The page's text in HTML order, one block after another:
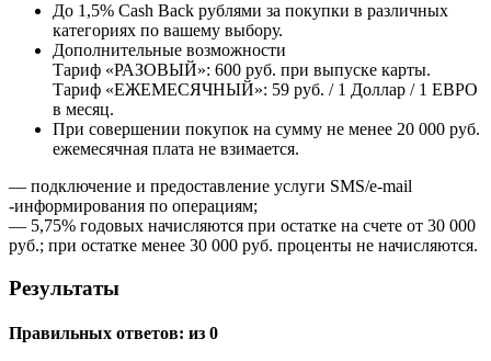
До 1,5% Cash Back рублями за покупки в различных
категориях по вашему выбору.
Дополнительные возможности
Тариф «РАЗОВЫЙ»: 600 руб. при выпуске карты.
Тариф «ЕЖЕМЕСЯЧНЫЙ»: 59 руб. / 1 Доллар / 1 ЕВРО
в месяц.
При совершении покупок на сумму не менее 20 000 руб.
ежемесячная плата не взимается.
— подключение и предоставление услуги SMS/e-mail
-информирования по операциям;
— 5,75% годовых начисляются при остатке на счете от 30 000
руб.; при остатке менее 30 000 руб. проценты не начисляются.
Результаты
Правильных ответов: из 0